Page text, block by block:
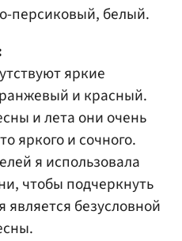
персиковый, белый.
яркие
и красный.
и лета они очень
яркого и сочного.
я использовала
чтобы подчеркнуть
является безусловной